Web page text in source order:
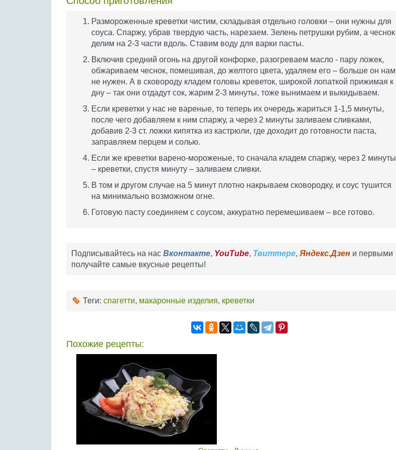
Размороженные креветки чистим, складывая отдельно головки – они нужны для
соуса. Спаржу, убрав твердую часть, нарезаем. Зелень петрушки рубим, а чеснок
делим на 2-3 части вдоль. Ставим воду для варки пасты.
Включив средний огонь на другой конфорке, разогреваем масло - пару ложек,
обжариваем чеснок, помешивая, до желтого цвета, удаляем его – больше он нам
не нужен. А в сковороду кладем головы креветок, широкой лопаткой прижимая к
дну – так они отдадут сок, жарим 2-3 минуты, тоже вынимаем и выкидываем.
Если креветки у нас не вареные, то теперь их очередь жариться 1-1,5 минуты,
после чего добавляем к ним спаржу, а через 2 минуты заливаем сливками,
добавив 2-3 ст. ложки кипятка из кастрюли, где доходит до готовности паста,
заправляем перцем и солью.
Если же креветки варено-мороженые, то сначала кладем спаржу, через 2 минуты
– креветки, спустя минуту – заливаем сливки.
В том и другом случае на 5 минут плотно накрываем сковородку, и соус тушится
на минимально возможном огне.
Готовую пасту соединяем с соусом, аккуратно перемешиваем – все готово.
Подписывайтесь на нас Вконтакте, YouTube, Твиттере, Яндекс.Дзен и первыми
получайте самые вкусные рецепты!
Теги: спагетти, макаронные изделия, креветки
Похожие рецепты: